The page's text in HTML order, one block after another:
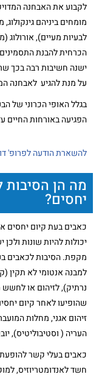
לקבוע את האבחנה
מומחים ביניהם
לבעיות מעיים), אורולוג
הכרחית להבנת
ישנה חשיבות רבה בכך
על מנת להגיע לאבחנה
בגלל האופי הכרוני של
הפגיעה באורחות החיים
להשארת הודעה לפרופ'
מה הן הסיבות
יחסים?
כאבים בעת קיום יחסים
יכולות להיות שונות
מקפת. הסיבות לכאבים
למבנה אנטומי לא תקין
נרתיק), לזיהום או לחשש
שהופיעו לאחר קיום
זיהום אגני, מחלות
העריה ( וסטיבוליטיס),
כאבים בעלי קשר
חשד לאנדומטריוזיס,